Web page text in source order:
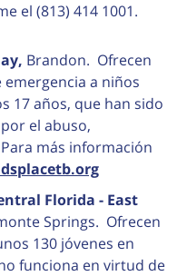
el (813) 414 1001.
Brandon. Ofrecen
a niños
17 años, que han sido
el abuso,
más información
Florida - East
Springs. Ofrecen
130 jóvenes en
funciona en virtud de